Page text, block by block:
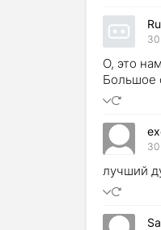
30
О, это
Большое
30
лучший